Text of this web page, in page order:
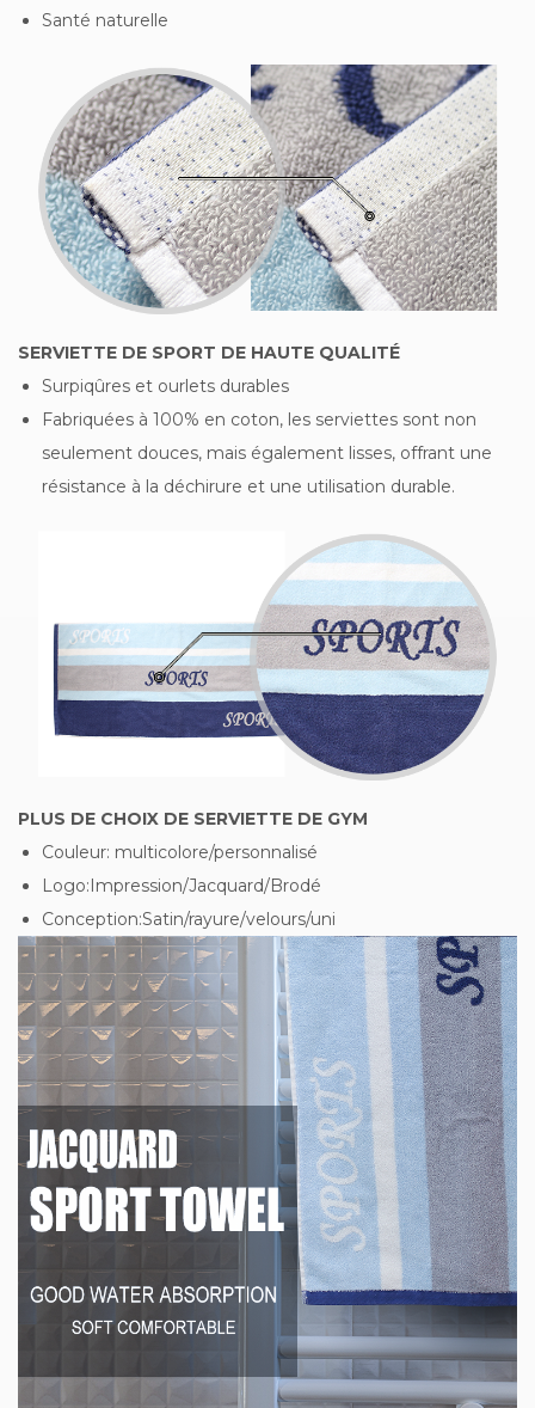
Santé naturelle
SERVIETTE DE SPORT DE HAUTE QUALITÉ
Surpiqûres et ourlets durables
Fabriquées à 100% en coton, les serviettes sont non
seulement douces, mais également lisses, offrant une
résistance à la déchirure et une utilisation durable.
PLUS DE CHOIX DE SERVIETTE DE GYM
Couleur: multicolore/personnalisé
Logo:Impression/Jacquard/Brodé
Conception:Satin/rayure/velours/uni